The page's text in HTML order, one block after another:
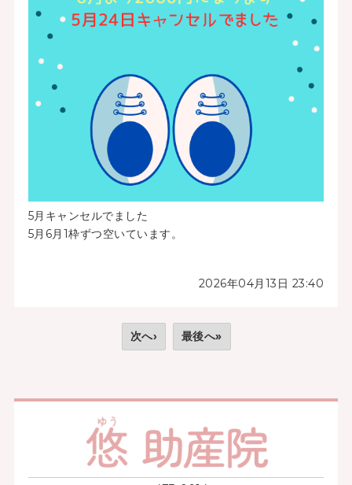
5月キャンセルでました
5月6月1枠ずつ空いています。
2026年04月13日 23:40
次へ› 最後へ»